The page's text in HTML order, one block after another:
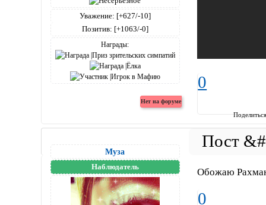
Уважение: [+627/-10]
Позитив: [+1063/-0]
Награды:
0
Муза
Наблюдатель Обожаю
0